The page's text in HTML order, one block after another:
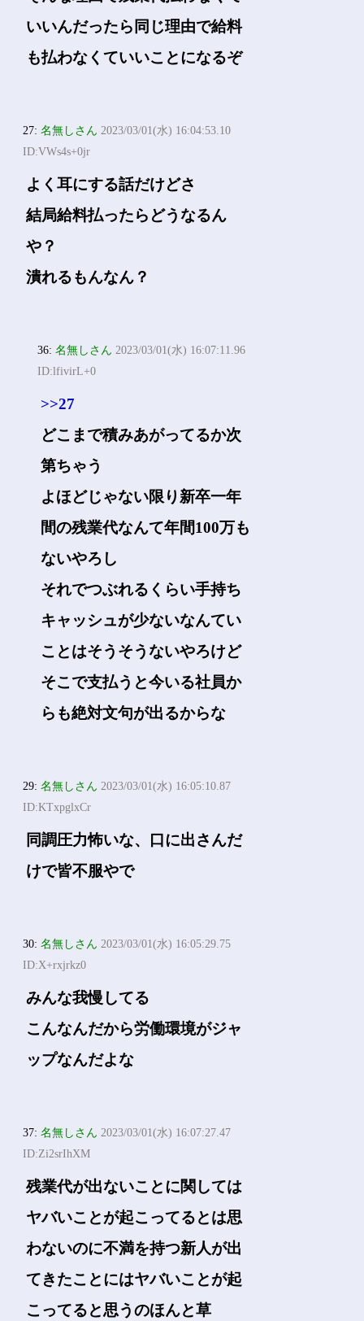
いいんだったら同じ理由で給料
も払わなくていいことになるぞ
27:名無しさん 2023/03/01(水) 16:04:53.10
ID:VWs4s+0jr
よく耳にする話だけどさ
結局給料払ったらどうなるん
や？
潰れるもんなん？
36:名無しさん 2023/03/01(水) 16:07:11.96
ID:lfivirL+0
>>27
どこまで積みあがってるか次
第ちゃう
よほどじゃない限り新卒一年
間の残業代なんて年間100万も
ないやろし
それでつぶれるくらい手持ち
キャッシュが少ないなんてい
ことはそうそうないやろけど
そこで支払うと今いる社員か
らも絶対文句が出るからな
29:名無しさん 2023/03/01(水) 16:05:10.87
ID:KTxpglxCr
同調圧力怖いな、口に出さんだ
けで皆不服やで
30:名無しさん 2023/03/01(水) 16:05:29.75
ID:X+rxjrkz0
みんな我慢してる
こんなんだから労働環境がジャ
ップなんだよな
37:名無しさん 2023/03/01(水) 16:07:27.47
ID:Zi2srIhXM
残業代が出ないことに関しては
ヤバいことが起こってるとは思
わないのに不満を持つ新人が出
てきたことにはヤバいことが起
こってると思うのほんと草